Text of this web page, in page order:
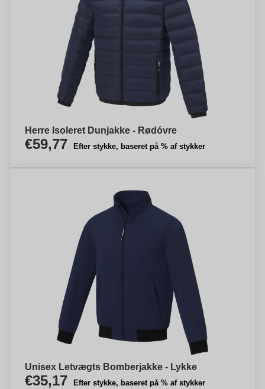
Herre Isoleret Dunjakke - Rødóvre
€59,77 Efter stykke, baseret på % af stykker
Unisex Letvægts Bomberjakke - Lykke
€35,17 Efter stykke, baseret på % af stykker